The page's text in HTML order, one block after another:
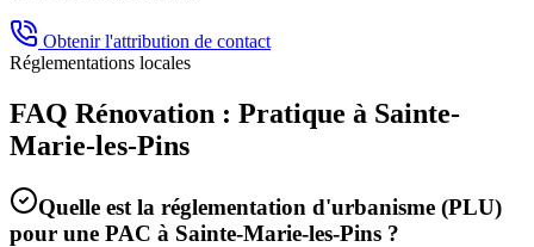
Obtenir l'attribution de contact
Réglementations locales
FAQ Rénovation : Pratique à Sainte-
Marie-les-Pins
Quelle est la réglementation d'urbanisme (PLU)
pour une PAC à Sainte-Marie-les-Pins ?